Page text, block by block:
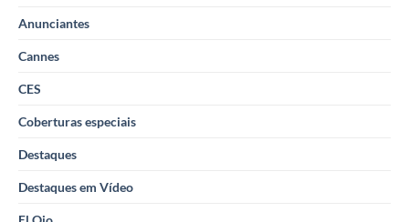
Anunciantes
Cannes
CES
Coberturas especiais
Destaques
Destaques em Vídeo